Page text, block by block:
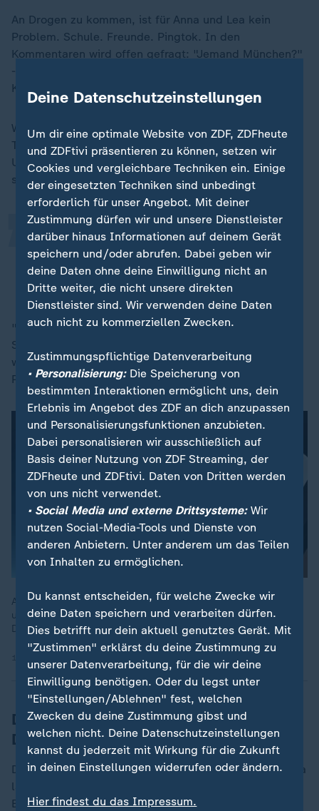
An Drogen zu kommen, ist für Anna und Lea kein
Problem. Schule. Freunde. Pingtok. In den
Kommentaren wird offen gefragt: "Jemand München?"
- "Hat wer Düren?" - "Will wer Berlin?" Hunderte
Kommentare unter einem Clip.
Was dort beginnt, wechselt schnell zu Plattformen wie
Telegram. Dort wird gehandelt - anonym, rund um die
Uhr. Tim (Name geändert), ein ehemaliger Dealer,
sagt:
Du findest alles und du bekommst
alles.
„
Tim (Name geändert), ehemaliger Drogendealer
"Mit ein paar Nachrichten und du hast deine
Substanzen schon nach Hause geliefert bekommen,
wie eine Pizza", ergänzt er. Ecstasy sei praktisch. Eine
Pille. Ein Handschlag.
Australien führt als erstes Land ein Social-Media-Verbot für
unter 16-Jährige ein. Was das bedeutet und ob es auch in
Deutschland sinnvoll wäre, diskutiert ZDFheute live.
Drogenmarkt: Hohe Umsätze, viele
Drogentote
Der Drogenhandel ist ein Milliardengeschäft. In Europa
lag der geschätzte Umsatz laut einem Bericht der
Europäischen Drogenagentur und der Polizeibehörde
Deine Datenschutzeinstellungen
Um dir eine optimale Website von ZDF, ZDFheute
und ZDFtivi präsentieren zu können, setzen wir
Cookies und vergleichbare Techniken ein. Einige
der eingesetzten Techniken sind unbedingt
erforderlich für unser Angebot. Mit deiner
Zustimmung dürfen wir und unsere Dienstleister
darüber hinaus Informationen auf deinem Gerät
speichern und/oder abrufen. Dabei geben wir
deine Daten ohne deine Einwilligung nicht an
Dritte weiter, die nicht unsere direkten
Dienstleister sind. Wir verwenden deine Daten
auch nicht zu kommerziellen Zwecken.
Zustimmungspflichtige Datenverarbeitung
• Personalisierung:Die Speicherung von
bestimmten Interaktionen ermöglicht uns, dein
Erlebnis im Angebot des ZDF an dich anzupassen
und Personalisierungsfunktionen anzubieten.
Dabei personalisieren wir ausschließlich auf
Basis deiner Nutzung von ZDF Streaming, der
ZDFheute und ZDFtivi. Daten von Dritten werden
von uns nicht verwendet.
• Social Media und externe Drittsysteme:Wir
nutzen Social-Media-Tools und Dienste von
anderen Anbietern. Unter anderem um das Teilen
von Inhalten zu ermöglichen.
Du kannst entscheiden, für welche Zwecke wir
deine Daten speichern und verarbeiten dürfen.
Dies betrifft nur dein aktuell genutztes Gerät. Mit
"Zustimmen" erklärst du deine Zustimmung zu
unserer Datenverarbeitung, für die wir deine
Einwilligung benötigen. Oder du legst unter
"Einstellungen/Ablehnen" fest, welchen
Zwecken du deine Zustimmung gibst und
welchen nicht. Deine Datenschutzeinstellungen
kannst du jederzeit mit Wirkung für die Zukunft
in deinen Einstellungen widerrufen oder ändern.
Hier findest du das Impressum.